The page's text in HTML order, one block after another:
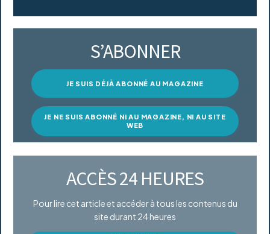
S’ABONNER
JE SUIS DÉJÀ ABONNÉ AU MAGAZINE
JE NE SUIS ABONNÉ NI AU MAGAZINE, NI AU SITE
WEB
ACCÈS 24 HEURES
Pour lire cet article et accéder à tous les contenus du
site durant 24 heures